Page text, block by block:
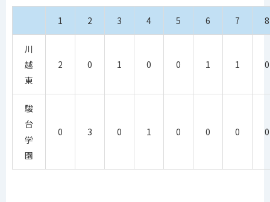
1 2 3 4 5 6 7 8
川
越
東
2 0 1 0 0 1 1 0
駿
台
学
園
0 3 0 1 0 0 0 0